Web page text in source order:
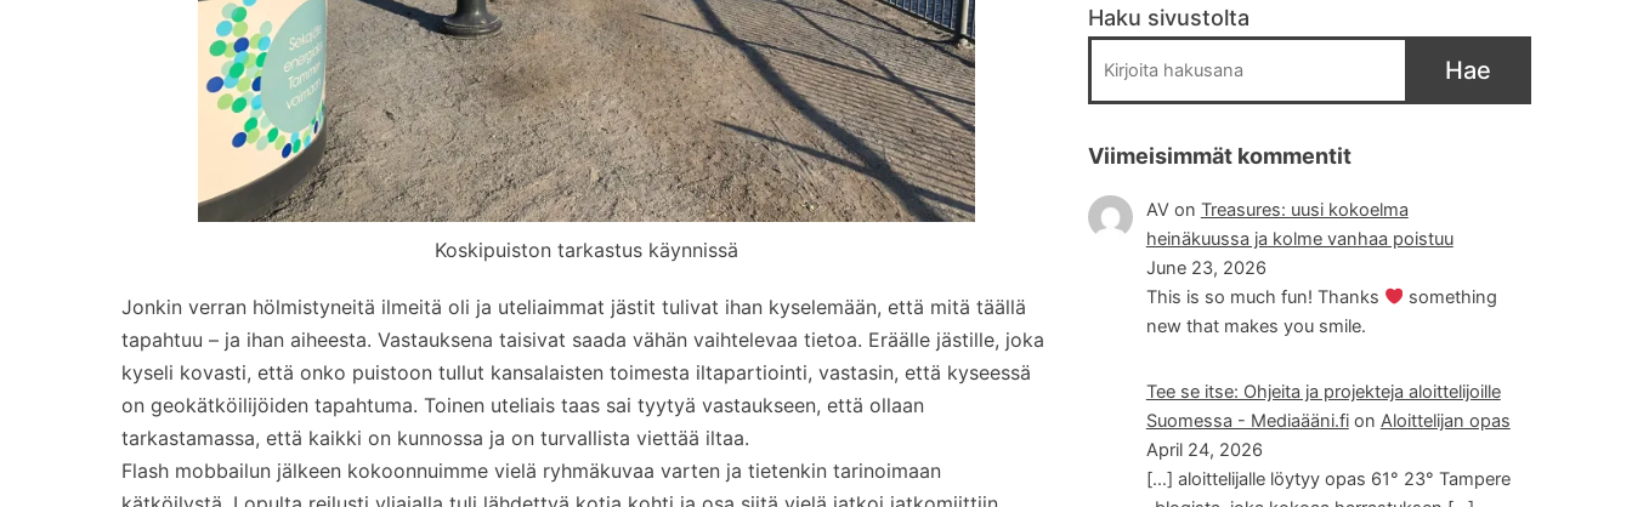
Koskipuiston tarkastus käynnissä
Jonkin verran hölmistyneitä ilmeitä oli ja uteliaimmat jästit tulivat ihan kyselemään, että mitä täällä
tapahtuu – ja ihan aiheesta. Vastauksena taisivat saada vähän vaihtelevaa tietoa. Eräälle jästille, joka
kyseli kovasti, että onko puistoon tullut kansalaisten toimesta iltapartiointi, vastasin, että kyseessä
on geokätköilijöiden tapahtuma. Toinen uteliais taas sai tyytyä vastaukseen, että ollaan
tarkastamassa, että kaikki on kunnossa ja on turvallista viettää iltaa.
Flash mobbailun jälkeen kokoonnuimme vielä ryhmäkuvaa varten ja tietenkin tarinoimaan
Haku sivustolta
Hae
Viimeisimmät kommentit
AVon Treasures: uusi kokoelma
heinäkuussa ja kolme vanhaa poistuu
June 23, 2026
This is so much fun! Thanks
something
new that makes you smile.
Tee se itse: Ohjeita ja projekteja aloittelijoille
Suomessa - Mediaääni.fion Aloittelijan opas
April 24, 2026
[…] aloittelijalle löytyy opas 61° 23° Tampere